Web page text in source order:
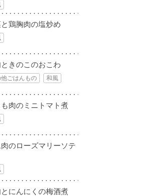
鶏胸肉の塩炒め
きのこのおこわ
他ごはんもの 和風
肉のミニトマト煮
のローズマリーソテ
にんにくの梅酒煮